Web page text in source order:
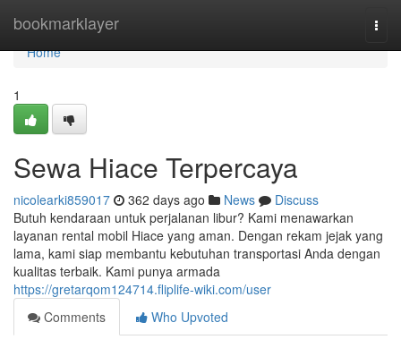
bookmarklayer
Home
Home
1
Sewa Hiace Terpercaya
nicolearki859017 362 days ago News
Discuss
Butuh kendaraan untuk perjalanan libur? Kami menawarkan
layanan rental mobil Hiace yang aman. Dengan rekam jejak yang
lama, kami siap membantu kebutuhan transportasi Anda dengan
kualitas terbaik. Kami punya armada
https://gretarqom124714.fliplife-wiki.com/user
Comments
Who Upvoted